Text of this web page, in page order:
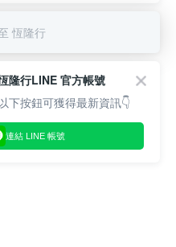
恆隆行
隆行LINE 官方帳號
下按鈕可獲得最新資訊👇
連結 LINE 帳號